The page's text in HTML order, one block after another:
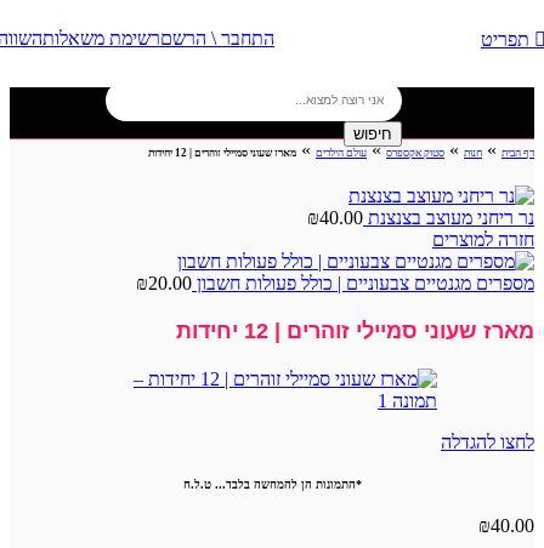
תפריט התחבר \ הרשםרשימת משאלות
חיפוש
דף הבית » חנות » סטוק אקספרס»עולם הילדים » מארז שעוני סמיילי זוהרים | 12 יחידות
נר ריחני מעוצב בצנצנת ₪40.00
חזרה למוצרים
מספרים מגנטיים צבעוניים | כולל פעולות חשבון ₪20.00
מארז שעוני סמיילי זוהרים | 12 יחידות
לחצו להגדלה
*התמונות הן להמחשה בלבד... ט.ל.ח
₪40.00